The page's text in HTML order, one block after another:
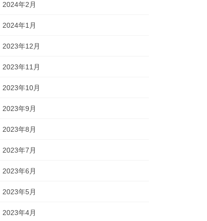
2024年2月
2024年1月
2023年12月
2023年11月
2023年10月
2023年9月
2023年8月
2023年7月
2023年6月
2023年5月
2023年4月